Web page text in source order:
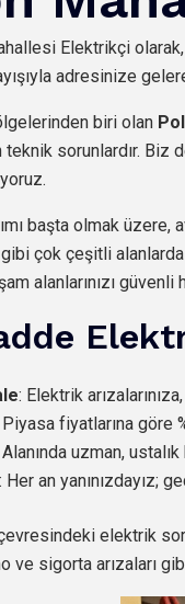
Elektrikçi olarak,
adresinize
biri olan
sorunlardır. Biz
başta olmak
çok çeşitli
alanlarınızı
: Elektrik
Piyasa fiyatlarına göre
Alanında uzman,
: Her an yanınızdayız;
elektrik
ve sigorta arızaları